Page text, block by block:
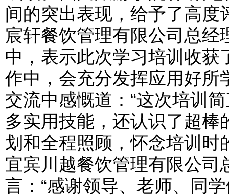
间的突出表现，给予了高
宸轩餐饮管理有限公司总
中，表示此次学习培训收
作中，会充分发挥应用好所
交流中感慨道：“这次培训
多实用技能，还认识了超
划和全程照顾，怀念培训时
宜宾川越餐饮管理有限公司
言：“感谢领导、老师、同